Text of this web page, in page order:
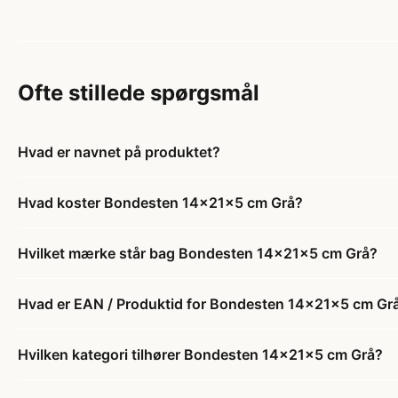
Ofte stillede spørgsmål
Hvad er navnet på produktet?
Hvad koster Bondesten 14x21x5 cm Grå?
Hvilket mærke står bag Bondesten 14x21x5 cm Grå?
Hvad er EAN / Produktid for Bondesten 14x21x5 cm
Hvilken kategori tilhører Bondesten 14x21x5 cm Grå?